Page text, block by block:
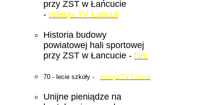
przy ZST w Łańcucie
- relacja TV Łańcut
Historia budowy
powiatowej hali sportowej
przy ZST w Łancucie - film
70 - lecie szkoły - relacja TV Łańcut
Unijne pieniądze na